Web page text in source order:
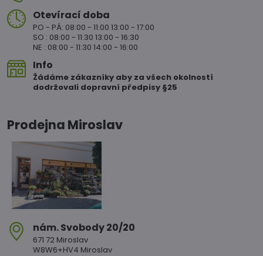
Otevírací doba
PO - PÁ: 08:00 - 11:00 13:00 - 17:00
SO : 08:00 - 11:30 13:00 - 16:30
NE : 08:00 - 11:30 14:00 - 16:00
Info
Žádáme zákazníky aby za všech okolností
dodržovali dopravní předpisy §25
Prodejna Miroslav
nám​. Svobody 20/20
671 72 Miroslav
W8W6+HV4 Miroslav